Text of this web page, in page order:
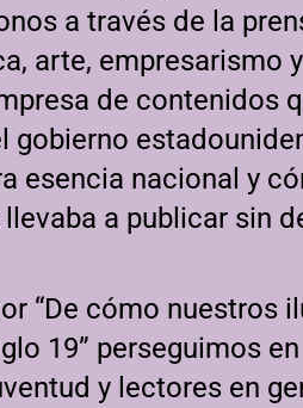
a través de la
arte, empresarismo
de contenidos
gobierno
esencia nacional y
a publicar sin
“De cómo nuestros
19” perseguimos
y lectores en